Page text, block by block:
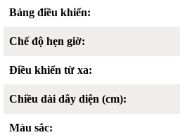
Bảng điều khiển:
Chế độ hẹn giờ:
Điều khiển từ xa:
Chiều dài dây diện (cm):
Màu sắc: